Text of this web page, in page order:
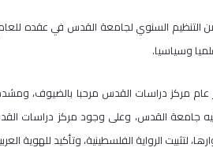
التنظيم السنوي لجامعة القدس في عقده للعام
وسياسيا.
عام مركز دراسات القدس مرحبا بالضيوف،
جامعة القدس، وعلى وجود مركز دراسات
لتثبيت الرواية الفلسطينية، وتأكيد للهوية